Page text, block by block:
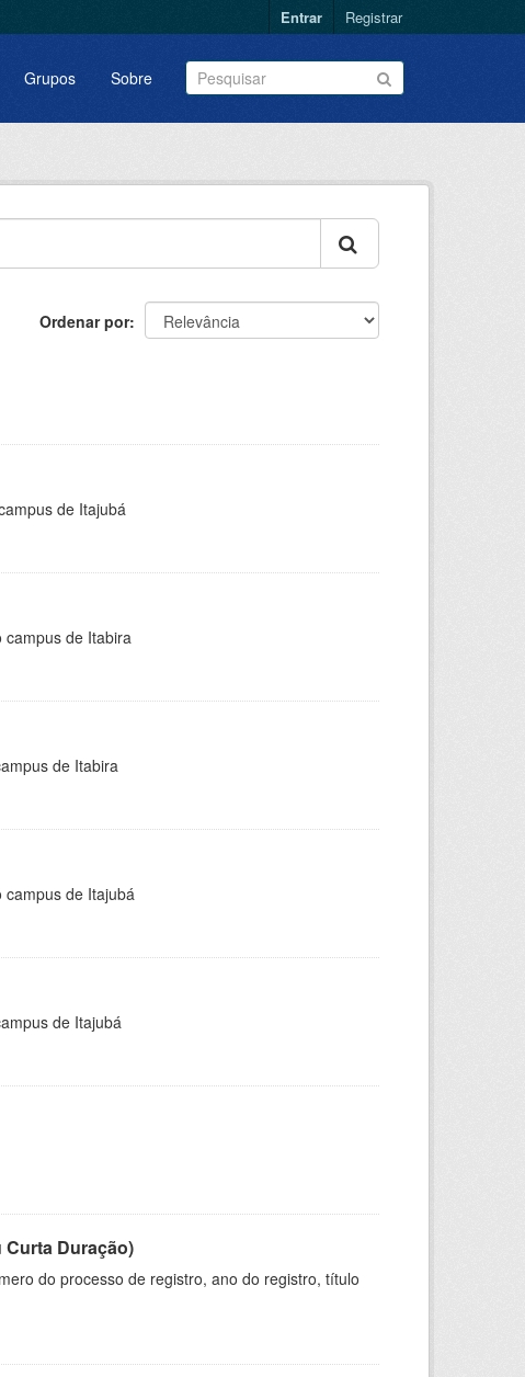
Entrar Registrar
Grupos Sobre
Ordenar por
de Itajubá
campus de Itabira
de Itabira
campus de Itajubá
de Itajubá
Duração)
do processo de registro, ano do registro, título